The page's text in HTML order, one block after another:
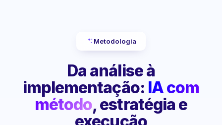
Metodologia
Da análise à
implementação: IA com
método, estratégia e